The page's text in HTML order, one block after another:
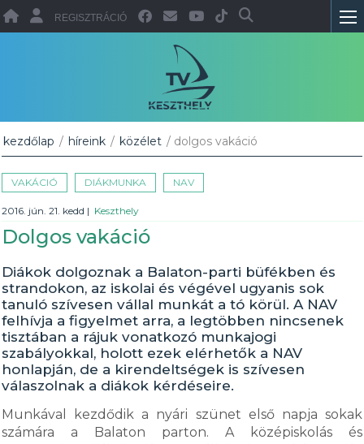
REGISZTRÁCIÓ
kezdőlap / híreink / közélet / dolgos vakáció
VAKÁCIÓ DIÁKMUNKA NAV
2016. jún. 21. kedd | Keszthely
Dolgos vakáció
Diákok dolgoznak a Balaton-parti büfékben és
strandokon, az iskolai és végével ugyanis sok
tanuló szívesen vállal munkát a tó körül. A NAV
felhívja a figyelmet arra, a legtöbben nincsenek
tisztában a rájuk vonatkozó munkajogi
szabályokkal, holott ezek elérhetők a NAV
honlapján, de a kirendeltségek is szívesen
válaszolnak a diákok kérdéseire.
Munkával kezdődik a nyári szünet első napja sokak
számára a Balaton parton. A középiskolás és